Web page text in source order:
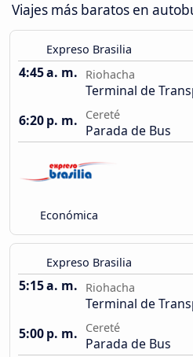
Viajes más baratos en
Expreso Brasilia
4:45 a. m. Riohacha
Terminal de
6:20 p. m.
Cereté
Parada de Bus
Económica
Expreso Brasilia
5:15 a. m. Riohacha
Terminal de
5:00 p. m.
Cereté
Parada de Bus